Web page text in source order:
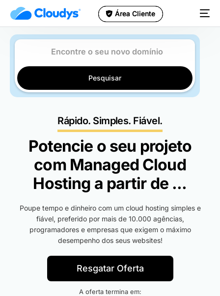
Área Cliente
Área Cliente
Pesquisar
Rápido. Simples. Fiável.
Potencie o seu projeto
com Managed Cloud
Hosting a partir de ...
Poupe tempo e dinheiro com um cloud hosting simples e
fiável, preferido por mais de 10.000 agências,
programadores e empresas que exigem o máximo
desempenho dos seus websites!
Resgatar Oferta
A oferta termina em: